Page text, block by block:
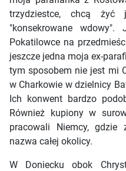
trzydziestce, chcą żyć
"konsekrowane wdowy".
Pokatilowce na
jeszcze jedna moja ex-
tym sposobem nie jest mi
w Charkowie w dzielnicy
Ich konwent bardzo
Również kupiony w
pracowali Niemcy, gdzie
nazwa całej okolicy.
W Doniecku obok